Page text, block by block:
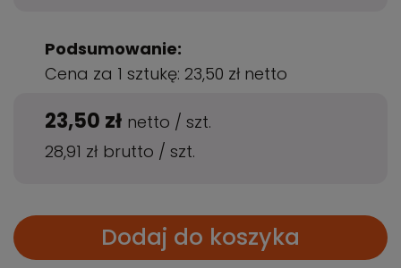
Podsumowanie:
Cena za 1 sztukę: 23,50 zł netto
23,50 zł netto / szt.
28,91 zł brutto / szt.
Dodaj do koszyka